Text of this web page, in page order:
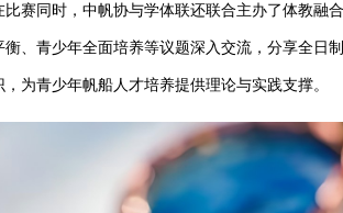
比赛同时， 中帆协与学体联还联合主办了体教融合
衡、青少年全面培养等议题深入交流，分享全日
，为青少年帆船人才培养提供理论与实践支撑。